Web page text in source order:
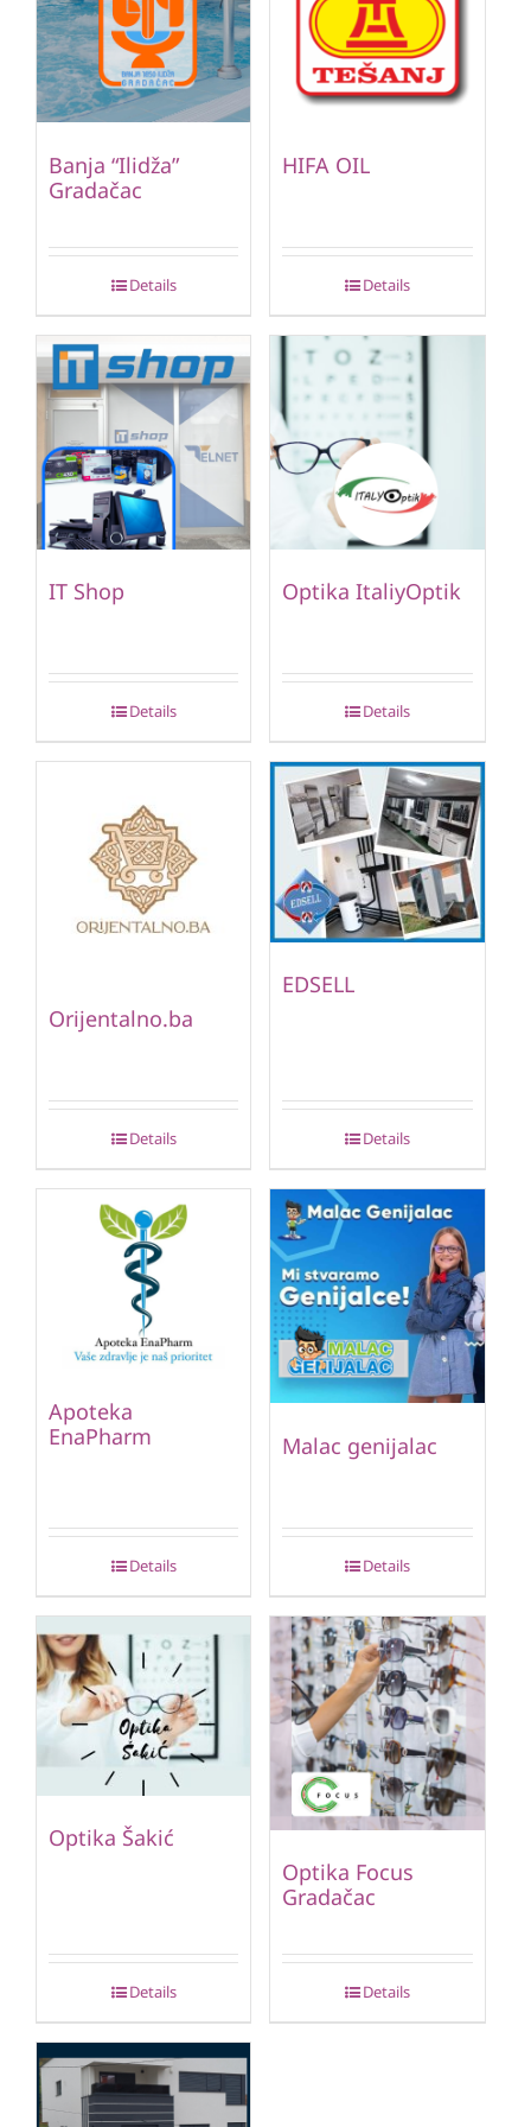
Banja “Ilidža”
Gradačac
Details
HIFA OIL
Details
IT Shop
Details
Optika ItaliyOptik
Details
Orijentalno.ba
Details
EDSELL
Details
Apoteka
EnaPharm
Details
Malac genijalac
Details
Optika Šakić
Details
Optika Focus
Gradačac
Details